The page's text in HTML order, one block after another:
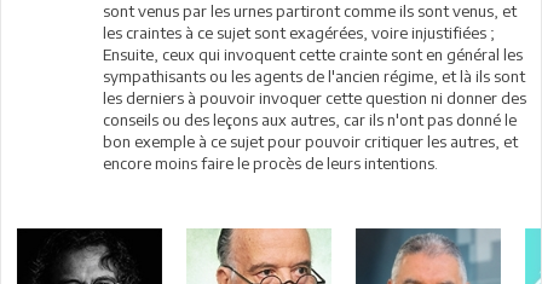
sont venus par les urnes partiront comme ils sont venus, et
les craintes à ce sujet sont exagérées, voire injustifiées ;
Ensuite, ceux qui invoquent cette crainte sont en général les
sympathisants ou les agents de l'ancien régime, et là ils sont
les derniers à pouvoir invoquer cette question ni donner des
conseils ou des leçons aux autres, car ils n'ont pas donné le
bon exemple à ce sujet pour pouvoir critiquer les autres, et
encore moins faire le procès de leurs intentions.